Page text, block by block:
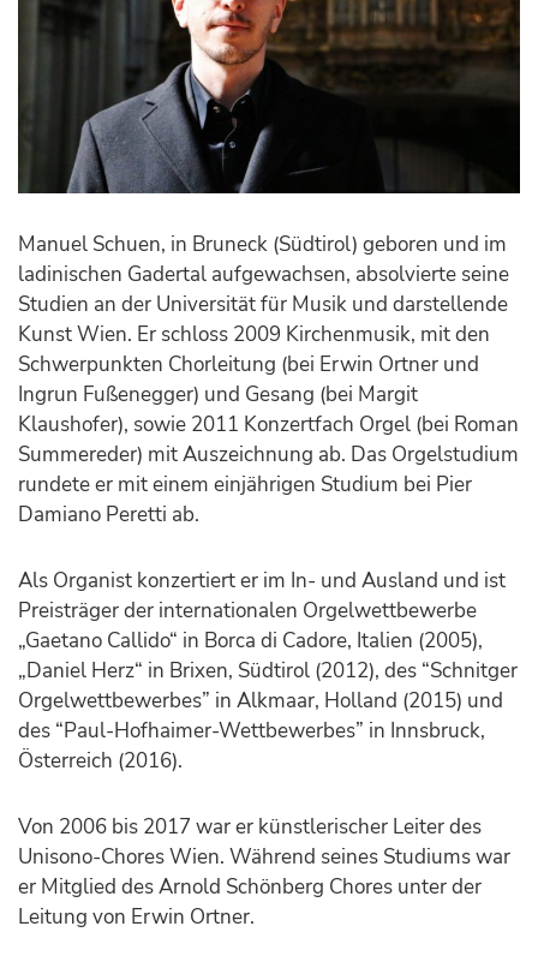
Manuel Schuen, in Bruneck (Südtirol) geboren und im
ladinischen Gadertal aufgewachsen, absolvierte seine
Studien an der Universität für Musik und darstellende
Kunst Wien. Er schloss 2009 Kirchenmusik, mit den
Schwerpunkten Chorleitung (bei Erwin Ortner und
Ingrun Fußenegger) und Gesang (bei Margit
Klaushofer), sowie 2011 Konzertfach Orgel (bei Roman
Summereder) mit Auszeichnung ab. Das Orgelstudium
rundete er mit einem einjährigen Studium bei Pier
Damiano Peretti ab.
Als Organist konzertiert er im In- und Ausland und ist
Preisträger der internationalen Orgelwettbewerbe
„Gaetano Callido“ in Borca di Cadore, Italien (2005),
„Daniel Herz“ in Brixen, Südtirol (2012), des “Schnitger
Orgelwettbewerbes” in Alkmaar, Holland (2015) und
des “Paul-Hofhaimer-Wettbewerbes” in Innsbruck,
Österreich (2016).
Von 2006 bis 2017 war er künstlerischer Leiter des
Unisono-Chores Wien. Während seines Studiums war
er Mitglied des Arnold Schönberg Chores unter der
Leitung von Erwin Ortner.